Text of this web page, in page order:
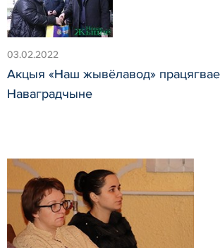
03.02.2022
Акцыя «Наш жывёлавод»
Наваградчыне